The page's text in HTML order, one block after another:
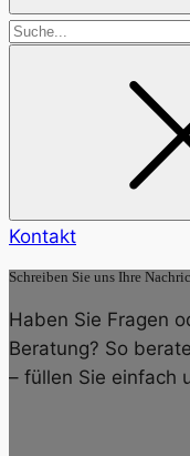
Search
Kontakt
Schreiben Sie uns Ihre
Haben Sie Fragen
Beratung? So
– füllen Sie einfach